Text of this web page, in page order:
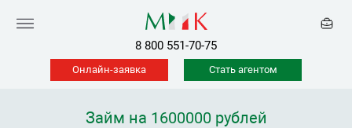
8 800 551-70-75
Онлайн-заявка Стать агентом
Займ на 1600000 рублей